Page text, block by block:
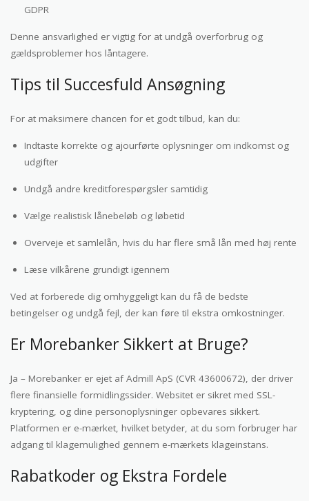
GDPR
Denne ansvarlighed er vigtig for at undgå overforbrug og
gældsproblemer hos låntagere.
Tips til Succesfuld Ansøgning
For at maksimere chancen for et godt tilbud, kan du:
Indtaste korrekte og ajourførte oplysninger om indkomst og
udgifter
Undgå andre kreditforespørgsler samtidig
Vælge realistisk lånebeløb og løbetid
Overveje et samlelån, hvis du har flere små lån med høj rente
Læse vilkårene grundigt igennem
Ved at forberede dig omhyggeligt kan du få de bedste
betingelser og undgå fejl, der kan føre til ekstra omkostninger.
Er Morebanker Sikkert at Bruge?
Ja – Morebanker er ejet af Admill ApS (CVR 43600672), der driver
flere finansielle formidlingssider. Websitet er sikret med SSL-
kryptering, og dine personoplysninger opbevares sikkert.
Platformen er e-mærket, hvilket betyder, at du som forbruger har
adgang til klagemulighed gennem e-mærkets klageinstans.
Rabatkoder og Ekstra Fordele